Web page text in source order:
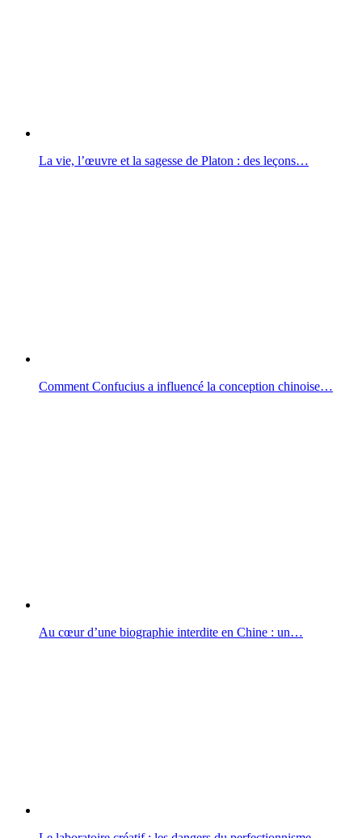
La vie, l’œuvre et la sagesse de Platon : des leçons…
Comment Confucius a influencé la conception chinoise…
Au cœur d’une biographie interdite en Chine : un…